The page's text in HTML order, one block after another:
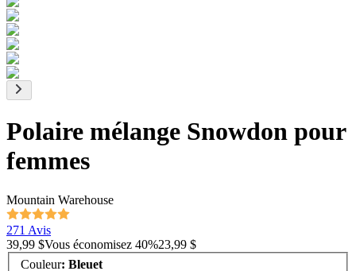
Polaire mélange Snowdon pour
femmes
Mountain Warehouse
271 Avis
39,99 $Vous économisez 40%23,99 $
Couleur: Bleuet